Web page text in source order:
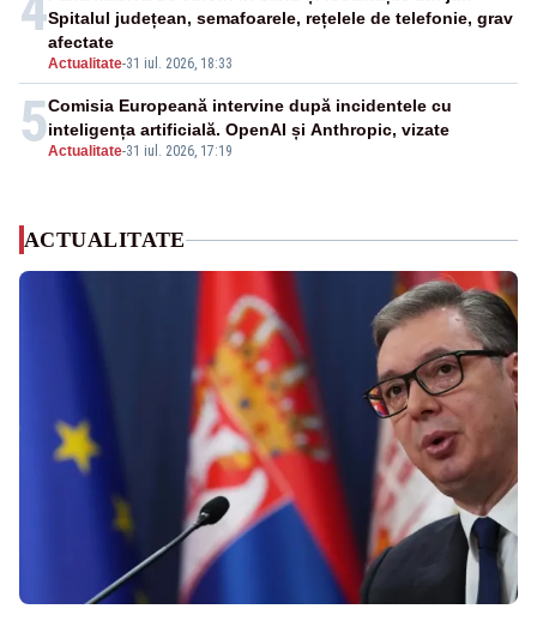
Actualitate-31 iul. 2026, 18:33
Spitalul județean, semafoarele, rețelele de telefonie, grav
afectate
5Actualitate-31 iul. 2026, 17:19
Comisia Europeană intervine după incidentele cu
inteligența artificială. OpenAI și Anthropic, vizate
ACTUALITATE